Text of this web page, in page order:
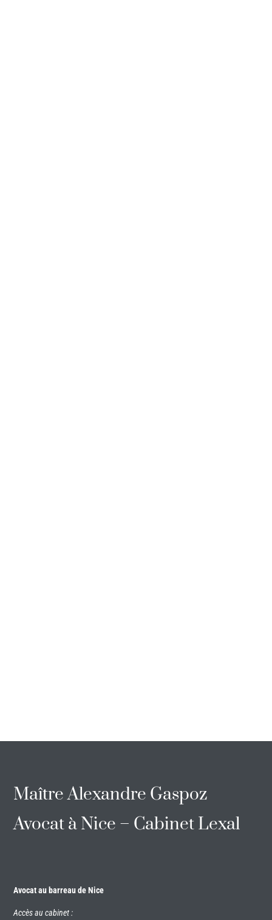
Maître Alexandre Gaspoz
Avocat à Nice – Cabinet Lexal
Avocat au barreau de Nice
Accès au cabinet :